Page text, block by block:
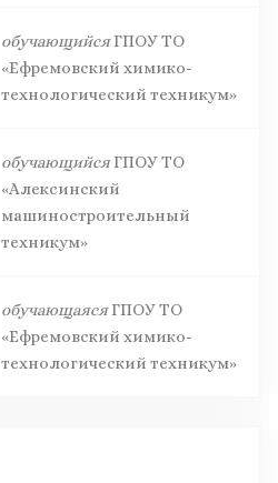
обучающийсяГПОУ ТО
«Ефремовский химико-
технологический техникум»
обучающийсяГПОУ ТО
«Алексинский
машиностроительный
техникум»
обучающаясяГПОУ ТО
«Ефремовский химико-
технологический техникум»